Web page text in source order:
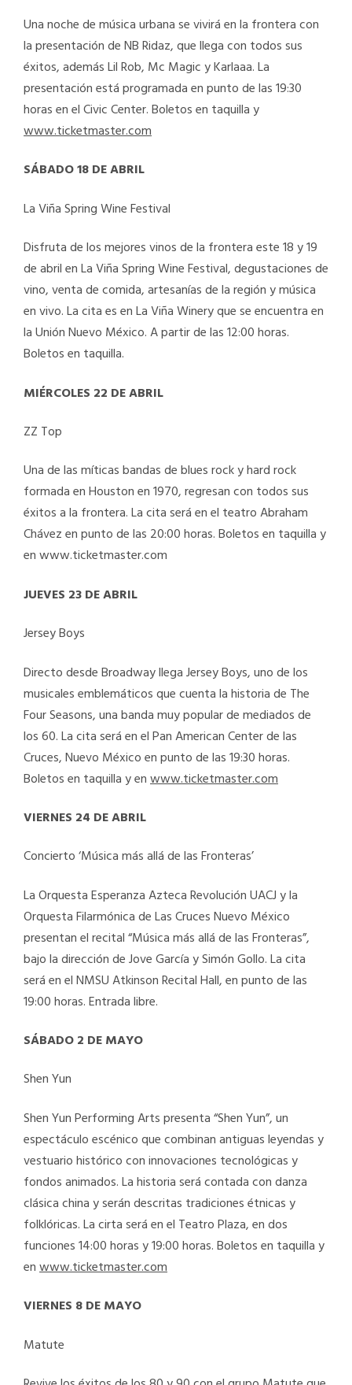
Una noche de música urbana se vivirá en la frontera con
la presentación de NB Ridaz, que llega con todos sus
éxitos, además Lil Rob, Mc Magic y Karlaaa. La
presentación está programada en punto de las 19:30
horas en el Civic Center. Boletos en taquilla y
www.ticketmaster.com
SÁBADO 18 DE ABRIL
La Viña Spring Wine Festival
Disfruta de los mejores vinos de la frontera este 18 y 19
de abril en La Viña Spring Wine Festival, degustaciones de
vino, venta de comida, artesanías de la región y música
en vivo. La cita es en La Viña Winery que se encuentra en
la Unión Nuevo México. A partir de las 12:00 horas.
Boletos en taquilla.
MIÉRCOLES 22 DE ABRIL
ZZ Top
Una de las míticas bandas de blues rock y hard rock
formada en Houston en 1970, regresan con todos sus
éxitos a la frontera. La cita será en el teatro Abraham
Chávez en punto de las 20:00 horas. Boletos en taquilla y
en www.ticketmaster.com
JUEVES 23 DE ABRIL
Jersey Boys
Directo desde Broadway llega Jersey Boys, uno de los
musicales emblemáticos que cuenta la historia de The
Four Seasons, una banda muy popular de mediados de
los 60. La cita será en el Pan American Center de las
Cruces, Nuevo México en punto de las 19:30 horas.
Boletos en taquilla y enwww.ticketmaster.com
VIERNES 24 DE ABRIL
Concierto ‘Música más allá de las Fronteras’
La Orquesta Esperanza Azteca Revolución UACJ y la
Orquesta Filarmónica de Las Cruces Nuevo México
presentan el recital “Música más allá de las Fronteras”,
bajo la dirección de Jove García y Simón Gollo. La cita
será en el NMSU Atkinson Recital Hall, en punto de las
19:00 horas. Entrada libre.
SÁBADO 2 DE MAYO
Shen Yun
Shen Yun Performing Arts presenta “Shen Yun”, un
espectáculo escénico que combinan antiguas leyendas y
vestuario histórico con innovaciones tecnológicas y
fondos animados. La historia será contada con danza
clásica china y serán descritas tradiciones étnicas y
folklóricas. La cirta será en el Teatro Plaza, en dos
funciones 14:00 horas y 19:00 horas. Boletos en taquilla y
enwww.ticketmaster.com
VIERNES 8 DE MAYO
Matute